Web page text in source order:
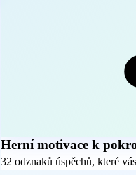
Herní motivace k
32 odznaků úspěchů, které